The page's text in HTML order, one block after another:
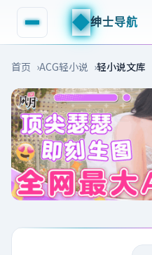
◆绅士导航
首页 ACG轻小说 轻小说文库